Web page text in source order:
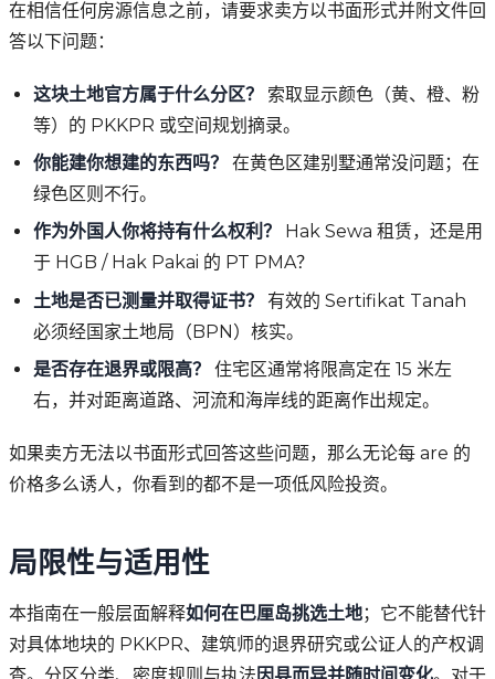
在相信任何房源信息之前，请要求卖方以书面形式并附文件回
答以下问题：
这块土地官方属于什么分区？
索取显示颜色（黄、橙、粉
等）的 PKKPR 或空间规划摘录。
你能建你想建的东西吗？
在黄色区建别墅通常没问题；在
绿色区则不行。
作为外国人你将持有什么权利？
Hak Sewa 租赁，还是用
于 HGB / Hak Pakai 的 PT PMA？
土地是否已测量并取得证书？
有效的 Sertifikat Tanah
必须经国家土地局（BPN）核实。
是否存在退界或限高？
住宅区通常将限高定在 15 米左
右，并对距离道路、河流和海岸线的距离作出规定。
如果卖方无法以书面形式回答这些问题，那么无论每 are 的
价格多么诱人，你看到的都不是一项低风险投资。
局限性与适用性
本指南在一般层面解释如何在巴厘岛挑选土地；它不能替代针
对具体地块的 PKKPR、建筑师的退界研究或公证人的产权调